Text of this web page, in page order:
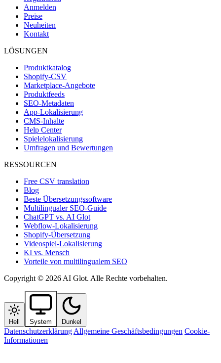
Anmelden
Preise
Neuheiten
Kontakt
LÖSUNGEN
Produktkatalog
Shopify-CSV
Marketplace-Angebote
Produktfeeds
SEO-Metadaten
App-Lokalisierung
CMS-Inhalte
Help Center
Spielelokalisierung
Umfragen und Bewertungen
RESSOURCEN
Free CSV translation
Blog
Beste Übersetzungssoftware
Multilingualer SEO-Guide
ChatGPT vs. AI Glot
Webflow-Lokalisierung
Shopify-Übersetzung
Videospiel-Lokalisierung
KI vs. Mensch
Vorteile von multilingualem SEO
Copyright © 2026 AI Glot. Alle Rechte vorbehalten.
Hell System Dunkel
Datenschutzerklärung Allgemeine Geschäftsbedingungen Cookie-
Informationen